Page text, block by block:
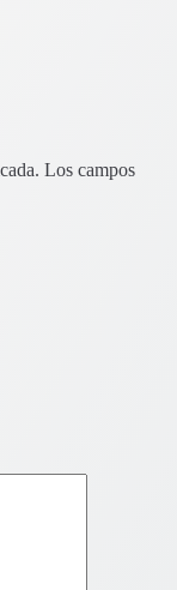
Los campos